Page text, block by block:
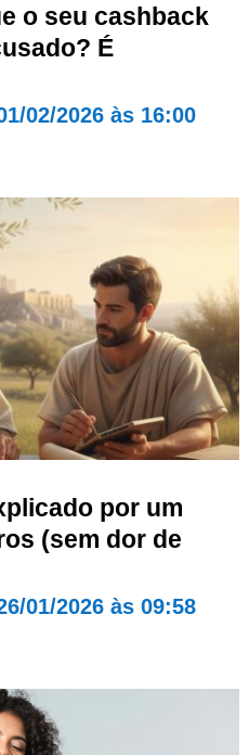
o seu cashback
É
02/2026 às 16:00
por um
(sem dor de
01/2026 às 09:58